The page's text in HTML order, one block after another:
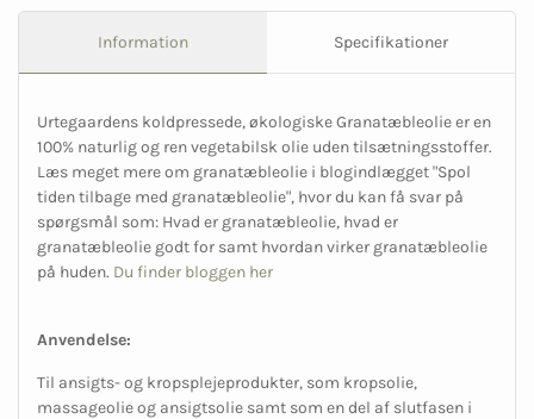
Information Specifikationer
Urtegaardens koldpressede, økologiske Granatæbleolie er en
100% naturlig og ren vegetabilsk olie uden tilsætningsstoffer.
Læs meget mere om granatæbleolie i blogindlægget "Spol
tiden tilbage med granatæbleolie", hvor du kan få svar på
spørgsmål som: Hvad er granatæbleolie, hvad er
granatæbleolie godt for samt hvordan virker granatæbleolie
på huden. Du finder bloggen her
Anvendelse:
Til ansigts- og kropsplejeprodukter, som kropsolie,
massageolie og ansigtsolie samt som en del af slutfasen i